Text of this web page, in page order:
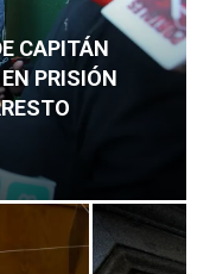
CAPITÁN
PRISIÓN